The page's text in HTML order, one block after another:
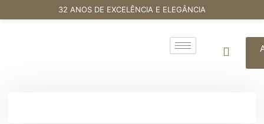
32 ANOS DE EXCELÊNCIA E ELEGÂNCIA